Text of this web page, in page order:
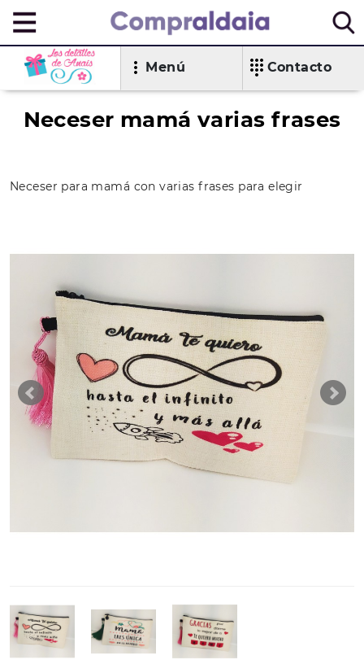
Menú Contacto
Neceser mamá varias frases
Neceser para mamá con varias frases para elegir